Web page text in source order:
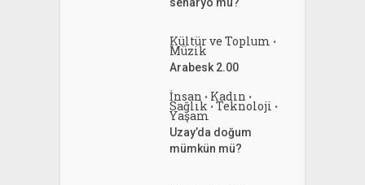
Kültür ve Toplum •
Müzik
Arabesk 2.00
İnsan • Kadın •
Sağlık • Teknoloji •
Yaşam
Uzay’da doğum
mümkün mü?